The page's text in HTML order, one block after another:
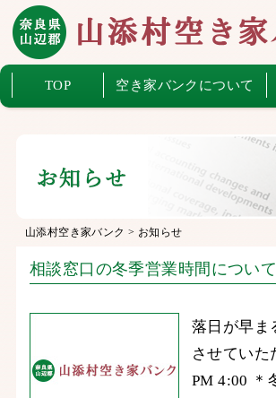
TOP 空き家バンクについて
山添村空き家バンク > お知らせ
相談窓口の冬季営業時間について
落日が早ま
させていた
PM 4:00 ＊